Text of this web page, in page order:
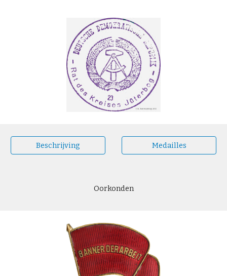
Beschrijving Medailles
Oorkonden